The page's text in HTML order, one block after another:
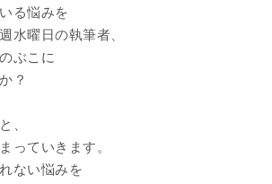
る悩みを
水曜日の執筆者、
ぶこに
？
、
っていきます。
ない悩みを